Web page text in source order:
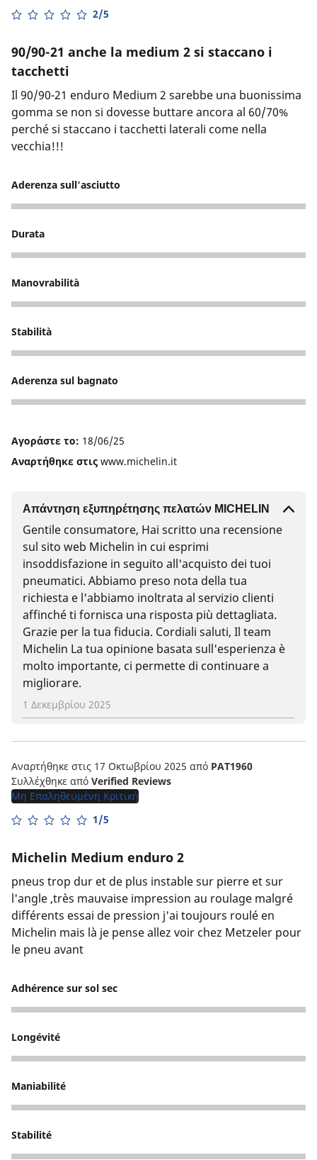
2/5
90/90-21 anche la medium 2 si staccano i
tacchetti
Il 90/90-21 enduro Medium 2 sarebbe una buonissima
gomma se non si dovesse buttare ancora al 60/70%
perché si staccano i tacchetti laterali come nella
vecchia!!!
Aderenza sull'asciutto
5
Durata
1
Manovrabilità
5
Stabilità
4
Aderenza sul bagnato
4
Αγοράστε το: 18/06/25
Αναρτήθηκε στις www.michelin.it
Απάντηση εξυπηρέτησης πελατών MICHELIN
Gentile consumatore, Hai scritto una recensione
sul sito web Michelin in cui esprimi
insoddisfazione in seguito all'acquisto dei tuoi
pneumatici. Abbiamo preso nota della tua
richiesta e l'abbiamo inoltrata al servizio clienti
affinché ti fornisca una risposta più dettagliata.
Grazie per la tua fiducia. Cordiali saluti, Il team
Michelin La tua opinione basata sull'esperienza è
molto importante, ci permette di continuare a
migliorare.
1 Δεκεμβρίου 2025
Αναρτήθηκε στις 17 Οκτωβρίου 2025 από PAT1960
Συλλέχθηκε από Verified Reviews
Μη Επαληθευμένη Κριτική
1/5
Michelin Medium enduro 2
pneus trop dur et de plus instable sur pierre et sur
l'angle ,très mauvaise impression au roulage malgré
différents essai de pression j'ai toujours roulé en
Michelin mais là je pense allez voir chez Metzeler pour
le pneu avant
Adhérence sur sol sec
2
Longévité
2
Maniabilité
2
Stabilité